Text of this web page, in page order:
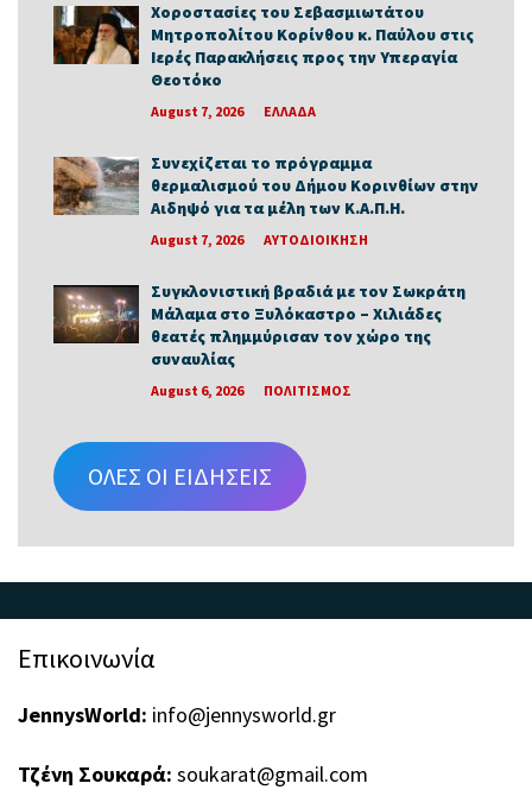
Χοροστασίες του Σεβασμιωτάτου
Μητροπολίτου Κορίνθου κ. Παύλου στις
Ιερές Παρακλήσεις προς την Υπεραγία
Θεοτόκο
August 7, 2026 ΕΛΛΑΔΑ
Συνεχίζεται το πρόγραμμα
θερμαλισμού του Δήμου Κορινθίων στην
Αιδηψό για τα μέλη των Κ.Α.Π.Η.
August 7, 2026 ΑΥΤΟΔΙΟΙΚΗΣΗ
Συγκλονιστική βραδιά με τον Σωκράτη
Μάλαμα στο Ξυλόκαστρο – Χιλιάδες
θεατές πλημμύρισαν τον χώρο της
συναυλίας
August 6, 2026 ΠΟΛΙΤΙΣΜΟΣ
ΟΛΕΣ ΟΙ ΕΙΔΗΣΕΙΣ
Επικοινωνία
JennysWorld: info@jennysworld.gr
Τζένη Σουκαρά: soukarat@gmail.com